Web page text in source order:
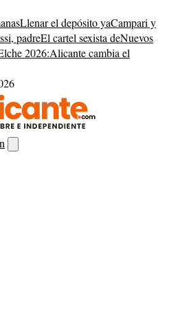
Llenar el depósito yaCampari y
padreEl cartel sexista deNuevos
2026:Alicante cambia el
buscador